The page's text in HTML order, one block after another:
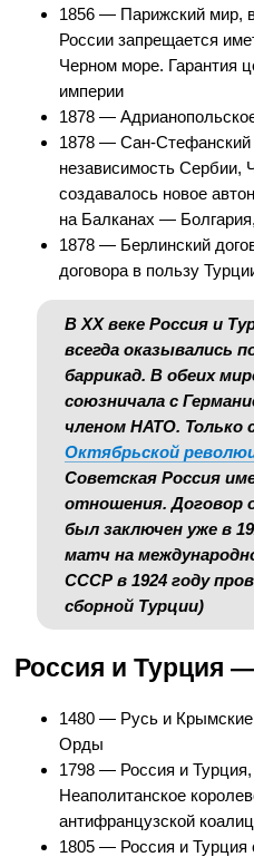
1856 — Парижский мир,
России запрещается
Черном море. Гарантия
империи
1878 —
1878 — Сан-Стефанский
независимость Сербии,
создавалось новое
на Балканах — Болгария,
1878 — Берлинский
договора в пользу
В ХХ веке Россия и
всегда оказывались
баррикад. В обеих
союзничала с
членом НАТО. Только
Октябрьской
Советская Россия
отношения. Договор
был заключен уже в
матч на
СССР в 1924 году
сборной Турции)
Россия и Турция
1480 — Русь и
Орды
1798 — Россия и
Неаполитанское
антифранцузской
1805 — Россия и Турция